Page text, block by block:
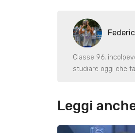
Classe 96,
studiare oggi che
Leggi